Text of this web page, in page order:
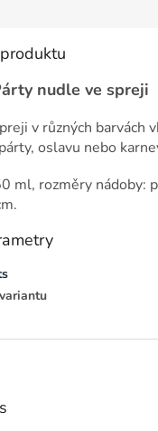
nudle ve spreji
v různých barvách
oslavu nebo
ml, rozměry nádoby: